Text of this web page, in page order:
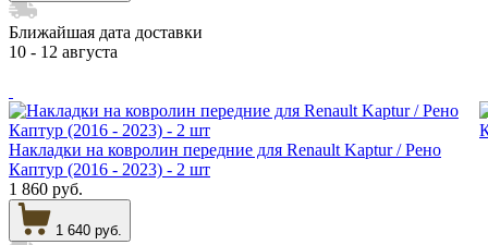
Ближайшая дата доставки
10 - 12 августа
Накладки на ковролин передние для Renault Kaptur / Рено
Каптур (2016 - 2023) - 2 шт
1 860 руб.
1 640 руб.